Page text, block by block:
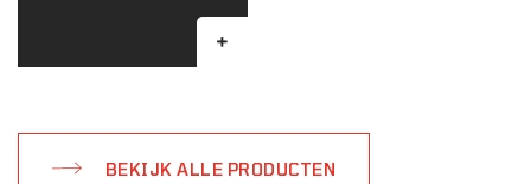
BEKIJK ALLE PRODUCTEN